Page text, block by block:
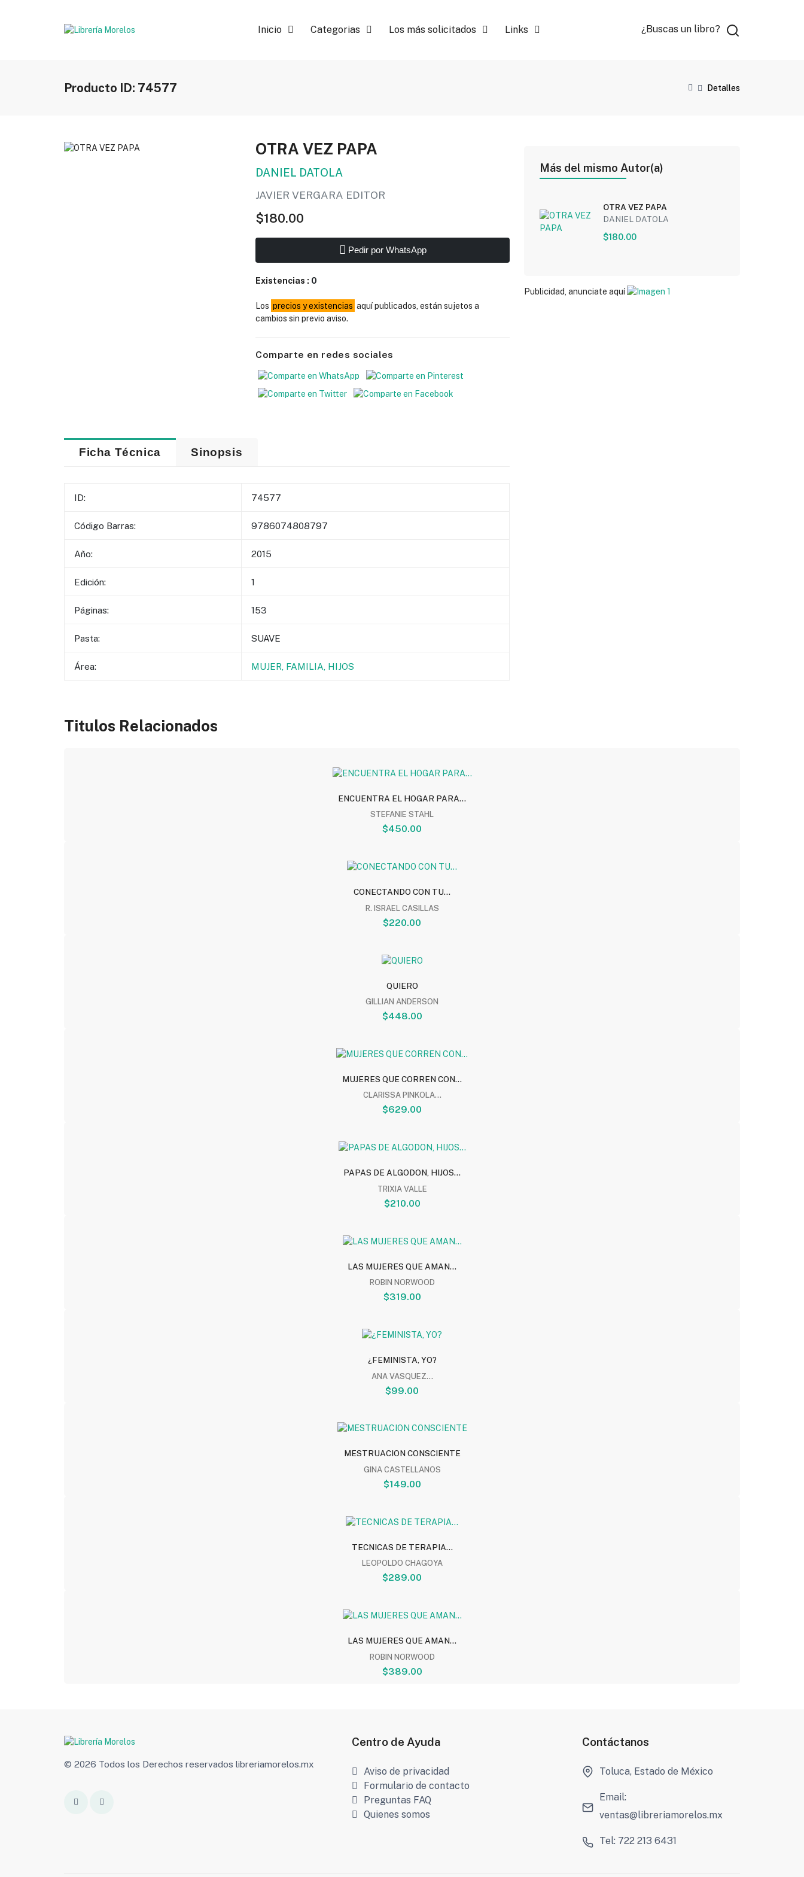
Inicio Categorias Los más solicitados Links ¿Buscas un libro?
Producto ID: 74577 Detalles
OTRA VEZ PAPA
DANIEL DATOLA
JAVIER VERGARA EDITOR
$180.00
Pedir por WhatsApp
Existencias : 0
Los precios y existencias aquí publicados, están sujetos a
cambios sin previo aviso.
Comparte en redes sociales
Ficha Técnica Sinopsis
ID: 74577
Código Barras: 9786074808797
Año: 2015
Edición: 1
Páginas: 153
Pasta: SUAVE
Área: MUJER, FAMILIA, HIJOS
Más del mismo Autor(a)
OTRA VEZ PAPA
DANIEL DATOLA
$180.00
Publicidad, anunciate aquí
Titulos Relacionados
ENCUENTRA EL HOGAR PARA...
STEFANIE STAHL
$450.00
CONECTANDO CON TU...
R. ISRAEL CASILLAS
$220.00
QUIERO
GILLIAN ANDERSON
$448.00
MUJERES QUE CORREN CON...
CLARISSA PINKOLA...
$629.00
PAPAS DE ALGODON, HIJOS...
TRIXIA VALLE
$210.00
LAS MUJERES QUE AMAN...
ROBIN NORWOOD
$319.00
¿FEMINISTA, YO?
ANA VASQUEZ...
$99.00
MESTRUACION CONSCIENTE
GINA CASTELLANOS
$149.00
TECNICAS DE TERAPIA...
LEOPOLDO CHAGOYA
$289.00
LAS MUJERES QUE AMAN...
ROBIN NORWOOD
$389.00
© 2026 Todos los Derechos reservados libreriamorelos.mx
Centro de Ayuda
Aviso de privacidad
Formulario de contacto
Preguntas FAQ
Quienes somos
Contáctanos
Toluca, Estado de México
Email:
ventas@libreriamorelos.mx
Tel: 722 213 6431